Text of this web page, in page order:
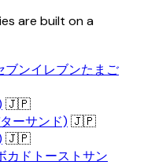
are built on a
ブンイレブンたまご
🇯🇵
ーサンド) 🇯🇵
🇯🇵
ドトーストサン